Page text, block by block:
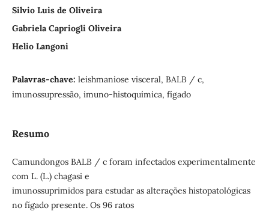
Silvio Luis de Oliveira
Gabriela Capriogli Oliveira
Helio Langoni
Palavras-chave: leishmaniose visceral, BALB / c,
imunossupressão, imuno-histoquímica, fígado
Resumo
Camundongos BALB / c foram infectados experimentalmente
com L. (L.) chagasi e
imunossuprimidos para estudar as alterações histopatológicas
no fígado presente. Os 96 ratos